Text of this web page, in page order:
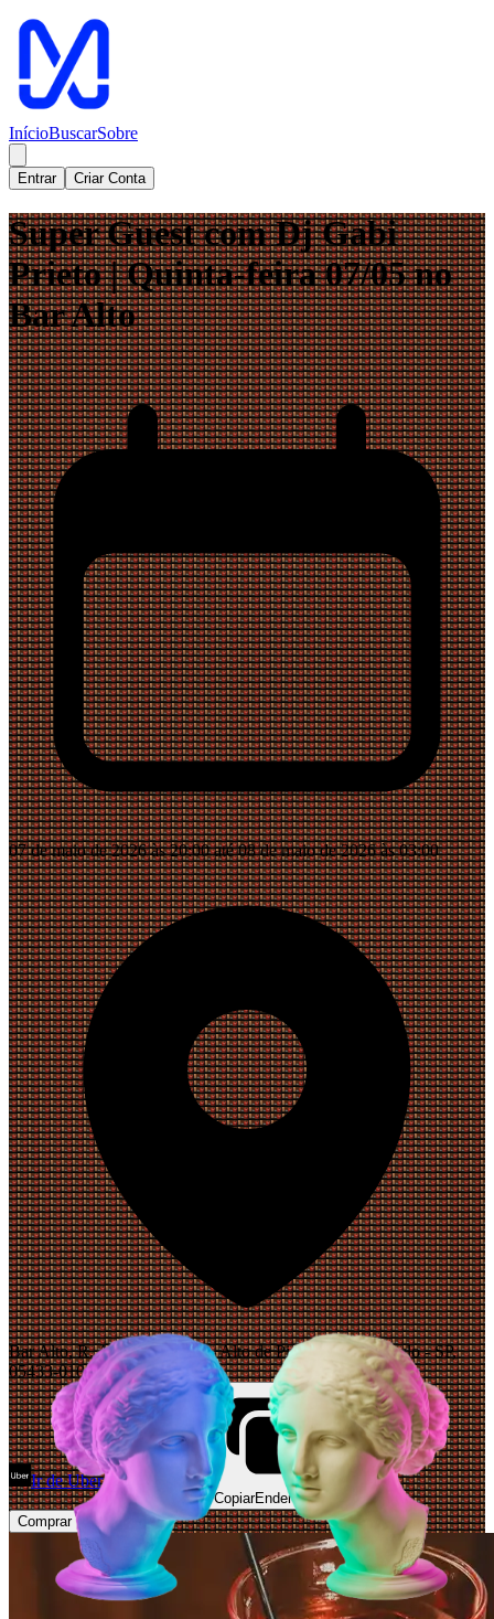
InícioBuscarSobre
Entrar Criar Conta
Super Guest com Dj Gabi
Prieto | Quinta-feira 07/05 no
Bar Alto
07 de maio de 2026 às 20:00 até 08 de maio de 2026 às 03:00
Bar Alto, R. Aspicuelta, 194 - Alto de Pinheiros, São Paulo - SP,
05433-010, Brasil
Ir de Uber Abrir Maps
CopiarEndereço
Comprar Ingressos